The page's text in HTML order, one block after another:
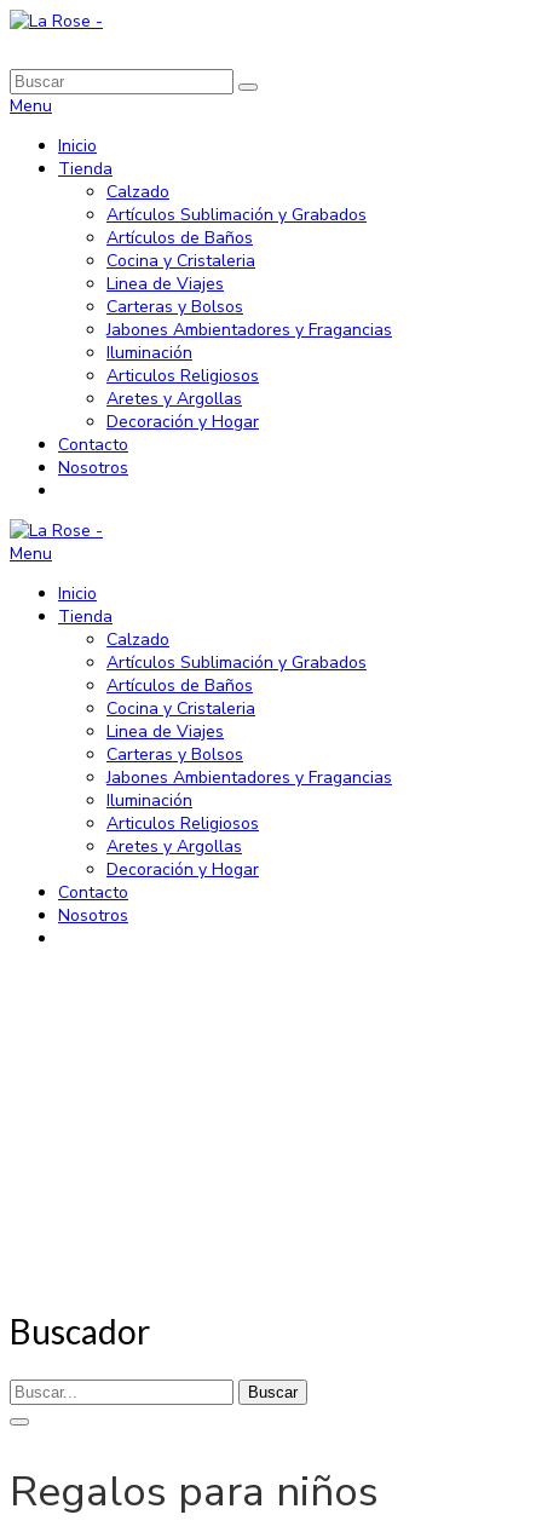
Menu
Inicio
Tienda
Calzado
Artículos Sublimación y Grabados
Artículos de Baños
Cocina y Cristaleria
Linea de Viajes
Carteras y Bolsos
Jabones Ambientadores y Fragancias
Iluminación
Articulos Religiosos
Aretes y Argollas
Decoración y Hogar
Contacto
Nosotros
Menu
Inicio
Tienda
Calzado
Artículos Sublimación y Grabados
Artículos de Baños
Cocina y Cristaleria
Linea de Viajes
Carteras y Bolsos
Jabones Ambientadores y Fragancias
Iluminación
Articulos Religiosos
Aretes y Argollas
Decoración y Hogar
Contacto
Nosotros
Buscador
Buscar
Regalos para niños